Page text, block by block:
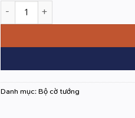
Bộ Cờ Tướng Vàng Chạm Hình
Danh mục:Bộ cờ tướng